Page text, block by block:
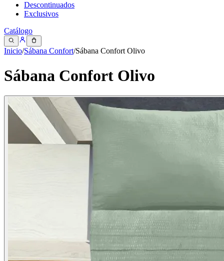
Descontinuados
Exclusivos
Catálogo
Inicio/Sábana Confort/Sábana Confort Olivo
Sábana Confort Olivo